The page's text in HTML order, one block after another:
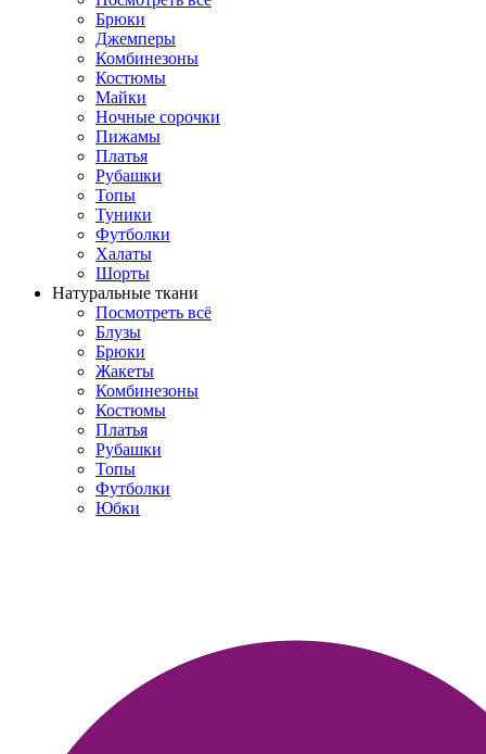
Брюки
Джемперы
Комбинезоны
Костюмы
Майки
Ночные сорочки
Пижамы
Платья
Рубашки
Топы
Туники
Футболки
Халаты
Шорты
Натуральные ткани
Посмотреть всё
Блузы
Брюки
Жакеты
Комбинезоны
Костюмы
Платья
Рубашки
Топы
Футболки
Юбки